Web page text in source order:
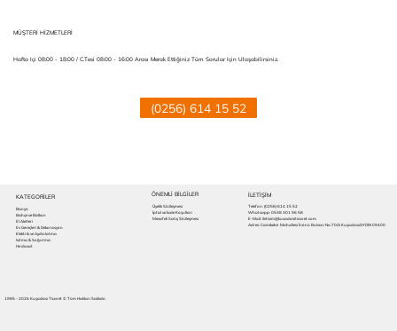
Hafta Içi 08:00 - 18:00 / C.tesi 08:00 - 16:00 Arası Merak Ettiğiniz Tüm Sorular Için Ulaşabilirsiniz.
MÜŞTERİ HİZMETLERİ
(0256) 614 15 52
KATEGORİLER
Banyo
Bahçe ve Balkon
El Aletleri
Ev Gereçleri & Dekorasyon
Elektrik ve Aydınlatma
Isıtma & Soğutma
Hırdavat
ÖNEMLİ BİLGİLER
Üyelik Sözleşmesi
İptal ve İade Koşulları
Mesafeli Satış Sözleşmesi
İLETIŞİM
Telefon: (0256) 614 15 52
Whatsapp: 0538 301 96 58
E-Mail: iletisim@kusadasiticaret.com
Adres: Camikebir Mahallesi İnönü Bulvarı No:70/A Kuşadası/AYDIN 09400
1985 - 2026 Kuşadası Ticaret © Tüm Hakları Saklıdır.